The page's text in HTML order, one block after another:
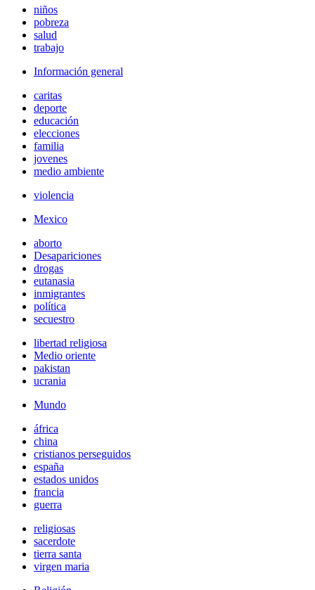
niños
pobreza
salud
trabajo
Información general
caritas
deporte
educación
elecciones
familia
jovenes
medio ambiente
violencia
Mexico
aborto
Desapariciones
drogas
eutanasia
inmigrantes
política
secuestro
libertad religiosa
Medio oriente
pakistan
ucrania
Mundo
áfrica
china
cristianos perseguidos
españa
estados unidos
francia
guerra
religiosas
sacerdote
tierra santa
virgen maria